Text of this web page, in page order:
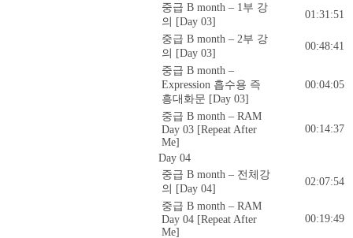
중급 B month – 1부 강
의 [Day 03]
01:31:51
중급 B month – 2부 강
의 [Day 03]
00:48:41
중급 B month –
Expression 흡수용 즉
흥대화문 [Day 03]
00:04:05
중급 B month – RAM
Day 03 [Repeat After
Me]
00:14:37
Day 04
중급 B month – 전체강
의 [Day 04]
02:07:54
중급 B month – RAM
Day 04 [Repeat After
Me]
00:19:49